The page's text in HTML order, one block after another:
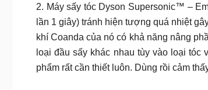
2. Máy sấy tóc Dyson Supersonic™ –
lần 1 giây) tránh hiện tượng quá nhiệt
khí Coanda của nó có khả năng nâng
loại đầu sấy khác nhau tùy vào loại
phẩm rất cần thiết luôn. Dùng rồi cảm